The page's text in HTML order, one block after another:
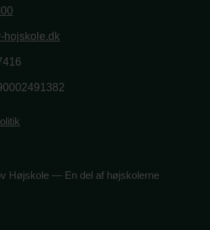
hojskole.dk
Højskole — En del af højskolerne